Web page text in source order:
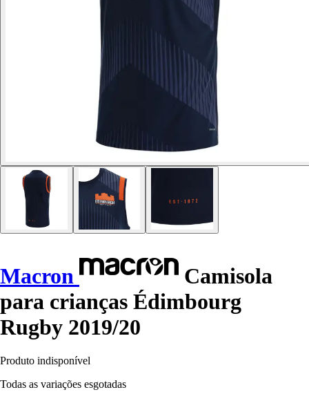
Macron
Camisola
para crianças Édimbourg
Rugby 2019/20
Produto indisponível
Todas as variações esgotadas